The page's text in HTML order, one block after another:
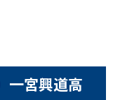
一宮興道高